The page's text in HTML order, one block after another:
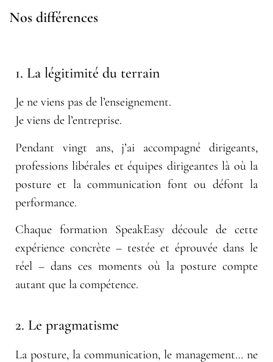
Nos différences
1. La légitimité du terrain
Je ne viens pas de l’enseignement.
Je viens de l’entreprise.
Pendant vingt ans, j’ai accompagné dirigeants,
professions libérales et équipes dirigeantes là où la
posture et la communication font ou défont la
performance.
Chaque formation SpeakEasy découle de cette
expérience concrète – testée et éprouvée dans le
réel – dans ces moments où la posture compte
autant que la compétence.
2. Le pragmatisme
La posture, la communication, le management… ne